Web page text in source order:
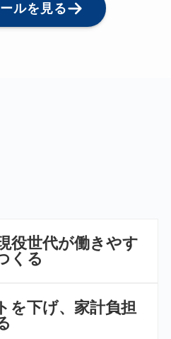
ルを見る
役世代が働きやす
くる
を下げ、家計負担